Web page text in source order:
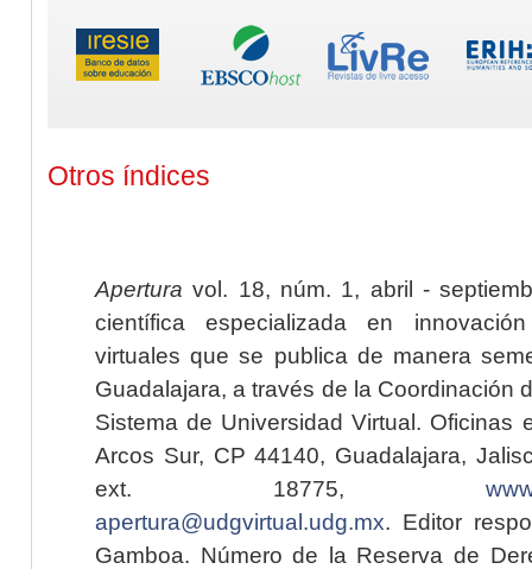
Otros índices
Apertura vol. 18, núm. 1, abril -
científica especializada en
virtuales que se publica de manera
Guadalajara, a través de la Coordinación
Sistema de Universidad Virtual. Oficinas
Arcos Sur, CP 44140, Guadalajara,
ext. 18775,
apertura@udgvirtual.udg.mx. Editor
Gamboa. Número de la Reserva de